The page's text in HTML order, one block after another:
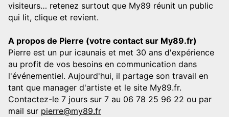
visiteurs… retenez surtout que My89 réunit un public
qui lit, clique et revient.
A propos de Pierre (votre contact sur My89.fr)
Pierre est un pur icaunais et met 30 ans d'expérience
au profit de vos besoins en communication dans
l'événementiel. Aujourd'hui, il partage son travail en
tant que manager d'artiste et le site My89.fr.
Contactez-le 7 jours sur 7 au 06 78 25 96 22 ou par
mail sur pierre@my89.fr